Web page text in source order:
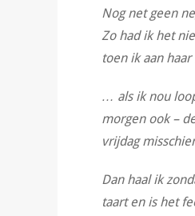
Nog net geen
Zo had ik het
toen ik aan haar
… als ik nou
morgen ook –
vrijdag
Dan haal ik
taart en is het